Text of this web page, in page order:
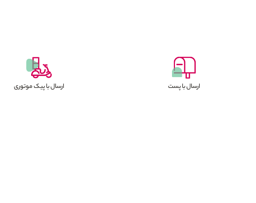
ارسال با پست ارسال با پیک موتوری